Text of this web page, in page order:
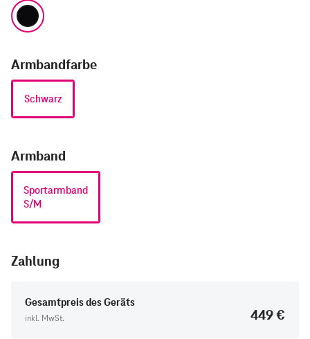
Armbandfarbe
Schwarz
Armband
Sportarmband
S/M
Zahlung
Gesamtpreis des Geräts
inkl. MwSt.
449 €